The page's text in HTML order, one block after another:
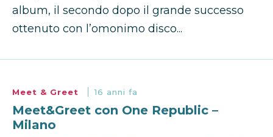
album, il secondo dopo il grande successo
ottenuto con l’omonimo disco...
Meet & Greet 16 anni fa
Meet&Greet con One Republic –
Milano